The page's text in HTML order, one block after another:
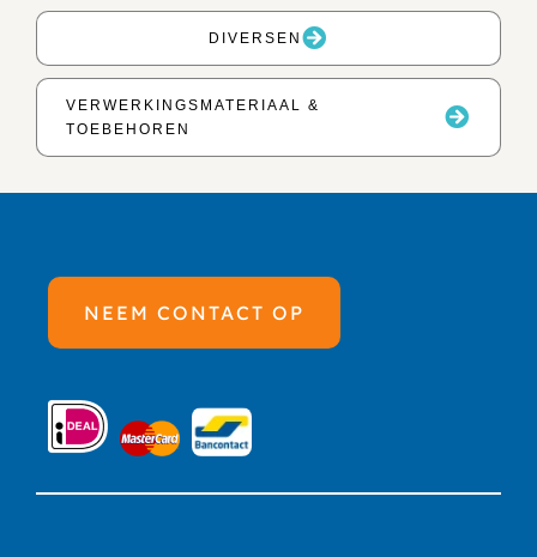
DIVERSEN
VERWERKINGSMATERIAAL &
TOEBEHOREN
NEEM CONTACT OP